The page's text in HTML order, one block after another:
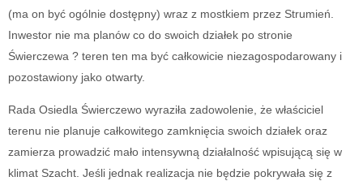
(ma on być ogólnie dostępny) wraz z mostkiem przez Strumień.
Inwestor nie ma planów co do swoich działek po stronie
Świerczewa ? teren ten ma być całkowicie niezagospodarowany i
pozostawiony jako otwarty.
Rada Osiedla Świerczewo wyraziła zadowolenie, że właściciel
terenu nie planuje całkowitego zamknięcia swoich działek oraz
zamierza prowadzić mało intensywną działalność wpisującą się w
klimat Szacht. Jeśli jednak realizacja nie będzie pokrywała się z